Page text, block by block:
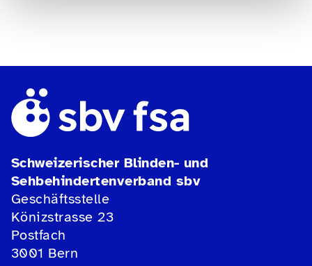
Schweizerischer Blinden- und
Sehbehindertenverband sbv
Geschäftsstelle
Könizstrasse 23
Postfach
3001 Bern